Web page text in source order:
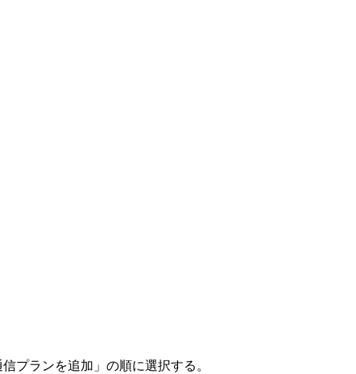
プランを追加」の順に選択する。